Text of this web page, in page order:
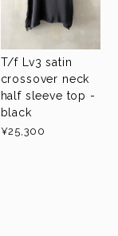
T/f Lv3 satin
crossover neck
half sleeve top -
black
¥25,300